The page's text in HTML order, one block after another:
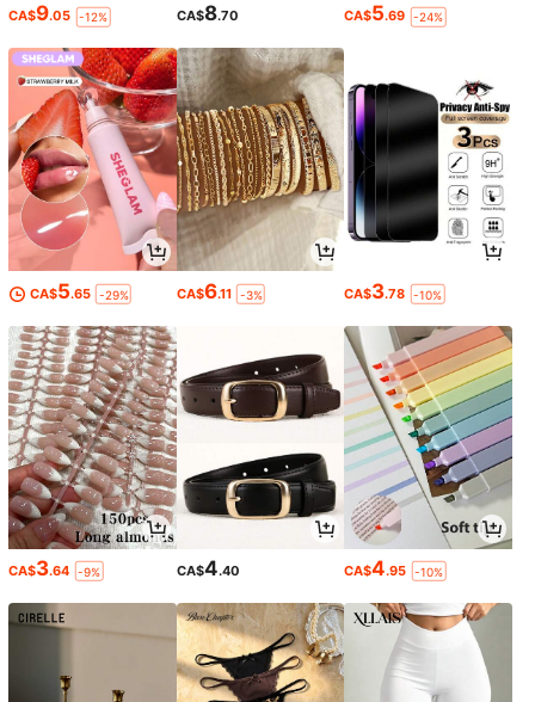
CA$9.05 -12% CA$8.70 CA$5.69 -24%
CA$5.65 -29% CA$6.11 -3% CA$3.78 -10%
CA$3.64 -9% CA$4.40 CA$4.95 -10%